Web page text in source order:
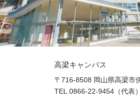
高梁キャンパス
〒716-8508 岡山県高梁市
TEL.0866-22-9454（代表）